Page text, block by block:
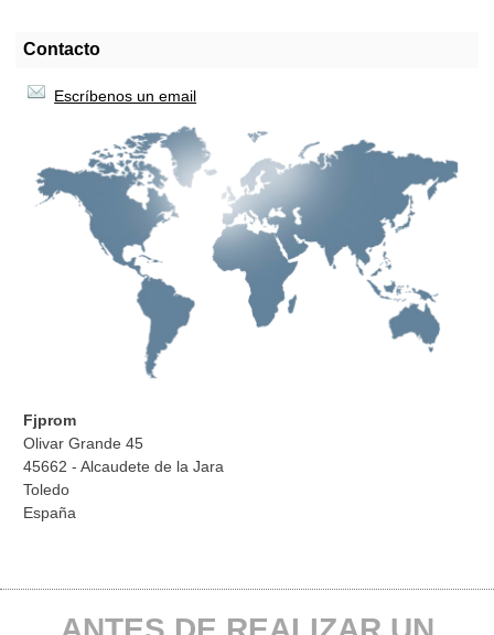
Contacto
Escríbenos un email
Fjprom
Olivar Grande 45
45662 - Alcaudete de la Jara
Toledo
España